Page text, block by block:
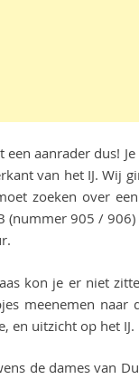
een aanrader dus!
van het IJ. Wij
zoeken over
(nummer 905 /
kon je er niet
meenemen naar
en uitzicht op het IJ.
de dames van